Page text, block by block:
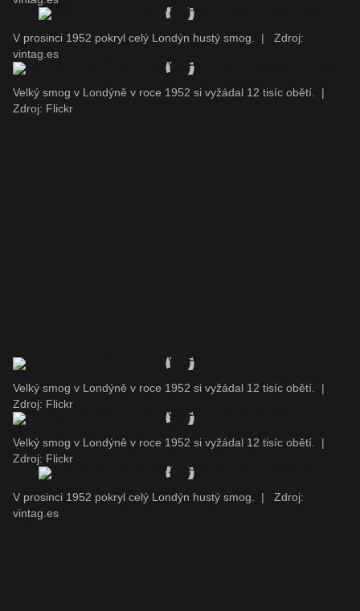
V prosinci 1952 pokryl celý Londýn hustý smog. |
Zdroj:
vintag.es
Velký smog v Londýně v roce 1952 si vyžádal 12 tisíc obětí.
|
Zdroj: Flickr
Velký smog v Londýně v roce 1952 si vyžádal 12 tisíc obětí.
|
Zdroj: Flickr
Velký smog v Londýně v roce 1952 si vyžádal 12 tisíc obětí.
|
Zdroj: Flickr
V prosinci 1952 pokryl celý Londýn hustý smog. |
Zdroj:
vintag.es